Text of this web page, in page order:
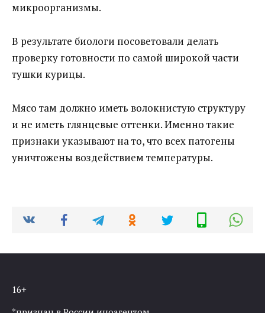
микроорганизмы.
В результате биологи посоветовали делать
проверку готовности по самой широкой части
тушки курицы.
Мясо там должно иметь волокнистую структуру
и не иметь глянцевые оттенки. Именно такие
признаки указывают на то, что всех патогены
уничтожены воздействием температуры.
16+